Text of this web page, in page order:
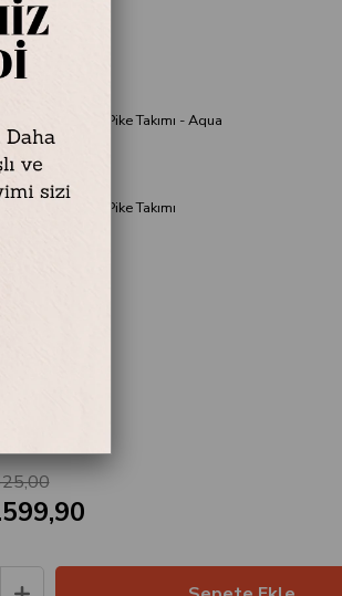
İstanbul
Nevresimli Pike Takımı - Aqua
Nevresimli Pike Takımı